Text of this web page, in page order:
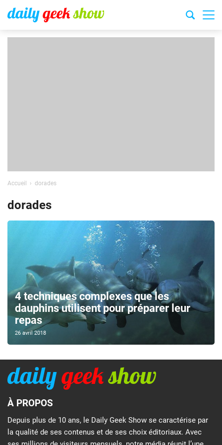
Accueil dorades
dorades
4 techniques complexes que les
dauphins utilisent pour préparer leur
repas
26 avril 2018
À PROPOS
Depuis plus de 10 ans, le Daily Geek Show se caractérise par
la qualité de ses contenus et de ses choix éditoriaux. Avec